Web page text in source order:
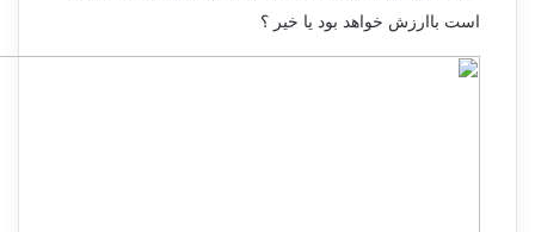
است باارزش خواهد بود یا خیر ؟